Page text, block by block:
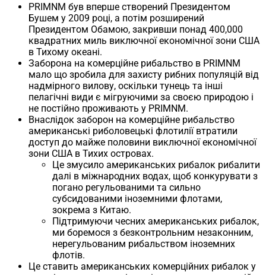
PRIMNM був вперше створений Президентом
Бушем у 2009 році, а потім розширений
Президентом Обамою, закривши понад 400,000
квадратних миль виключної економічної зони США
в Тихому океані.
Заборона на комерційне рибальство в PRIMNM
мало що зробила для захисту рибних популяцій від
надмірного вилову, оскільки тунець та інші
пелагічні види є мігруючими за своєю природою і
не постійно проживають у PRIMNM.
Внаслідок заборон на комерційне рибальство
американські риболовецькі флотилії втратили
доступ до майже половини виключної економічної
зони США в Тихих островах.
Це змусило американських рибалок рибалити
далі в міжнародних водах, щоб конкурувати з
погано регульованими та сильно
субсидованими іноземними флотами,
зокрема з Китаю.
Підтримуючи чесних американських рибалок,
ми боремося з безконтрольним незаконним,
нерегульованим рибальством іноземних
флотів.
Це ставить американських комерційних рибалок у